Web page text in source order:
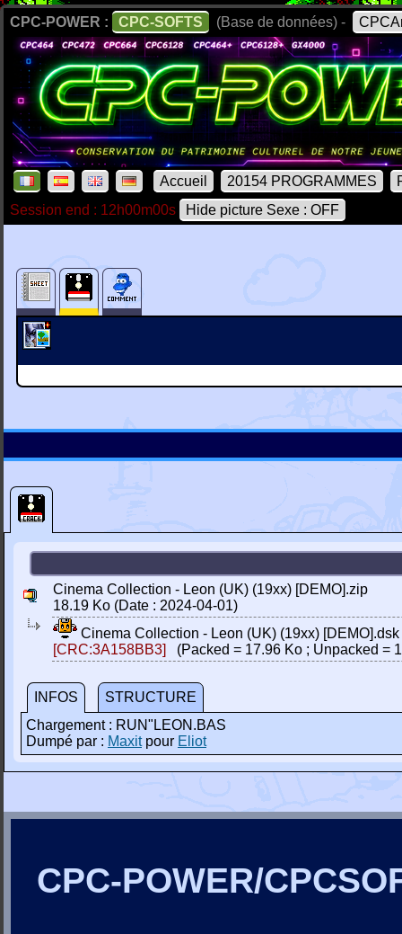
CPC-POWER : CPC-SOFTS (Base de données) -
Accueil 20154 PROGRAMMES
Session end : 12h00m00s
Hide picture Sexe : OFF
Cinema Collection - Leon (UK) (19xx) [DEMO].zip
18.19 Ko (Date : 2024-04-01)
Cinema Collection - Leon (UK) (19xx) [DEMO].dsk
[CRC:3A158BB3]
(Packed = 17.96 Ko ; Unpacked =
INFOS
STRUCTURE
Chargement : RUN"LEON.BAS
Dumpé par : Maxitpour Eliot
CPC-POWER/